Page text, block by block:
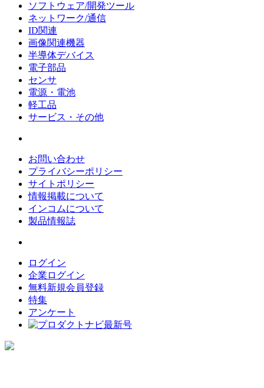
ソフトウェア/開発ツール
ネットワーク/通信
ID関連
画像関連機器
半導体デバイス
電子部品
センサ
電源・電池
軽工品
サービス・その他
お問い合わせ
プライバシーポリシー
サイトポリシー
情報掲載について
インコムについて
製品情報誌
ログイン
企業ログイン
無料新規会員登録
特集
アンケート